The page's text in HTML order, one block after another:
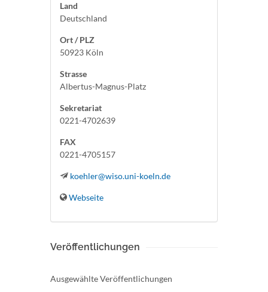
Land
Deutschland
Ort / PLZ
50923 Köln
Strasse
Albertus-Magnus-Platz
Sekretariat
0221-4702639
FAX
0221-4705157
koehler@wiso.uni-koeln.de
Webseite
Veröffentlichungen
Ausgewählte Veröffentlichungen